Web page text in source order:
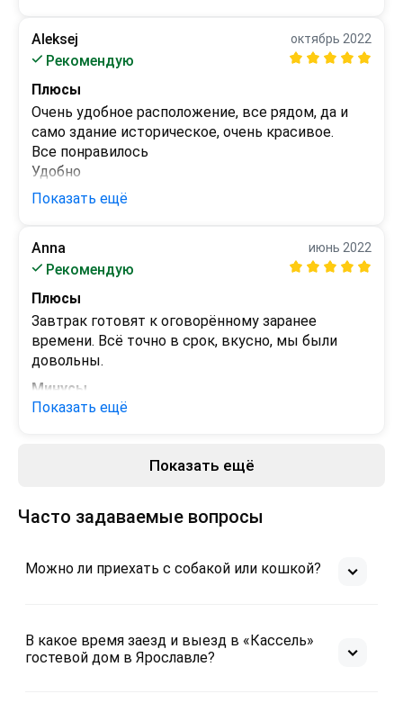
Aleksej
Рекомендую
октябрь 2022
Плюсы
Очень удобное расположение, все рядом, да и
само здание историческое, очень красивое.
Все понравилось
Удобно
Никаких претензий
Милый персонал))
Минусы
Расположение, цена, завтрак
Показать ещё
Anna
Рекомендую
июнь 2022
Плюсы
Завтрак готовят к оговорённому заранее
времени. Всё точно в срок, вкусно, мы были
довольны.
Минусы
-
Показать ещё
Показать ещё
Часто задаваемые вопросы
Можно ли приехать с собакой или кошкой?
В какое время заезд и выезд в «Кассель»
гостевой дом в Ярославле?